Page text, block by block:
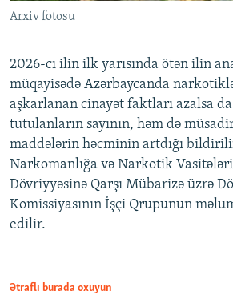
Arxiv fotosu
2026-cı ilin ilk yarısında ötən ilin
müqayisədə Azərbaycanda
aşkarlanan cinayət faktları azalsa
tutulanların sayının, həm də
maddələrin həcminin artdığı
Narkomanlığa və Narkotik
Dövriyyəsinə Qarşı Mübarizə üzrə
Komissiyasının İşçi Qrupunun
edilir.
Ətraflı burada oxuyun